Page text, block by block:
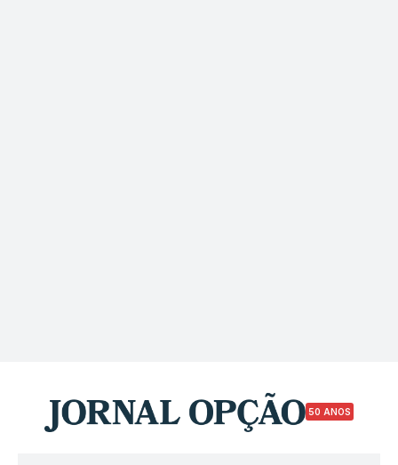
50 ANOS